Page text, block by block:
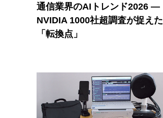
通信業界のAIトレンド2026 ―
NVIDIA 1000社超調査が捉えた
「転換点」